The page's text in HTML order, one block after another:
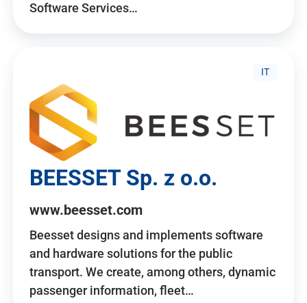
Software Services…
IT
BEESSET Sp. z o.o.
www.beesset.com
Beesset designs and implements software
and hardware solutions for the public
transport. We create, among others, dynamic
passenger information, fleet…